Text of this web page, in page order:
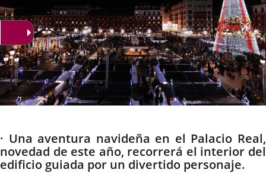
Descripción
· Una aventura navideña en el Palacio Real,
novedad de este año, recorrerá el interior del
edificio guiada por un divertido personaje.